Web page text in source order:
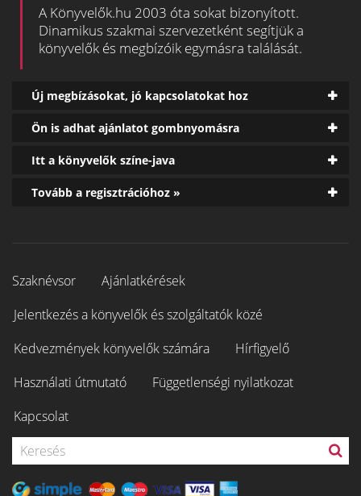
A Könyvelők.hu 2003 óta sokat bizonyított.
Dinamikus szakmai szervezetként segítjük a
könyvelők és megbízóik egymásra találását.
Új megbízásokat, jó kapcsolatokat hoz
Ön is adhat ajánlatot gombnyomásra
Itt a könyvelők színe-java
Tovább a regisztrációhoz »
Szaknévsor
Ajánlatkérések
Jelentkezés a könyvelők és szolgáltatók közé
Kedvezmények könyvelők számára
Hírfigyelő
Használati útmutató
Függetlenségi nyilatkozat
Kapcsolat